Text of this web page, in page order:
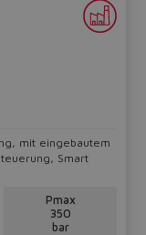
mit eingebautem
Smart
Pmax
350
bar